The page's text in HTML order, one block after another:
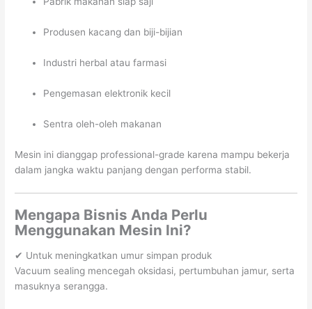
Produsen kacang dan biji-bijian
Industri herbal atau farmasi
Pengemasan elektronik kecil
Sentra oleh-oleh makanan
Mesin ini dianggap professional-grade karena mampu bekerja
dalam jangka waktu panjang dengan performa stabil.
Mengapa Bisnis Anda Perlu
Menggunakan Mesin Ini?
✔ Untuk meningkatkan umur simpan produk
Vacuum sealing mencegah oksidasi, pertumbuhan jamur, serta
masuknya serangga.